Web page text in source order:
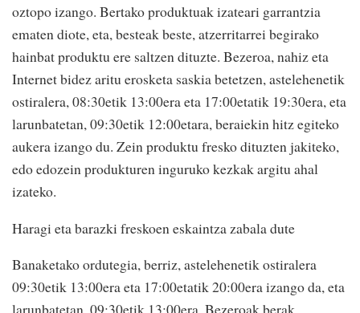
oztopo izango. Bertako produktuak izateari garrantzia
ematen diote, eta, besteak beste, atzerritarrei begirako
hainbat produktu ere saltzen dituzte. Bezeroa, nahiz eta
Internet bidez aritu erosketa saskia betetzen, astelehenetik
ostiralera, 08:30etik 13:00era eta 17:00etatik 19:30era, eta
larunbatetan, 09:30etik 12:00etara, beraiekin hitz egiteko
aukera izango du. Zein produktu fresko dituzten jakiteko,
edo edozein produkturen inguruko kezkak argitu ahal
izateko.
Haragi eta barazki freskoen eskaintza zabala dute
Banaketako ordutegia, berriz, astelehenetik ostiralera
09:30etik 13:00era eta 17:00etatik 20:00era izango da, eta